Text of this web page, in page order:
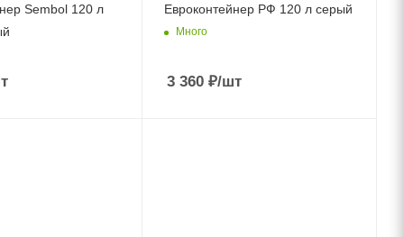
Sembol 120 л
Евроконтейнер РФ 120 л серый
Много
3 360 ₽/шт